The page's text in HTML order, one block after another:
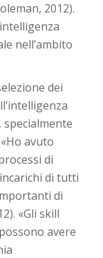
2012).
nell’ambito
dei
avuto
di
di tutti
di
«Gli skill
avere